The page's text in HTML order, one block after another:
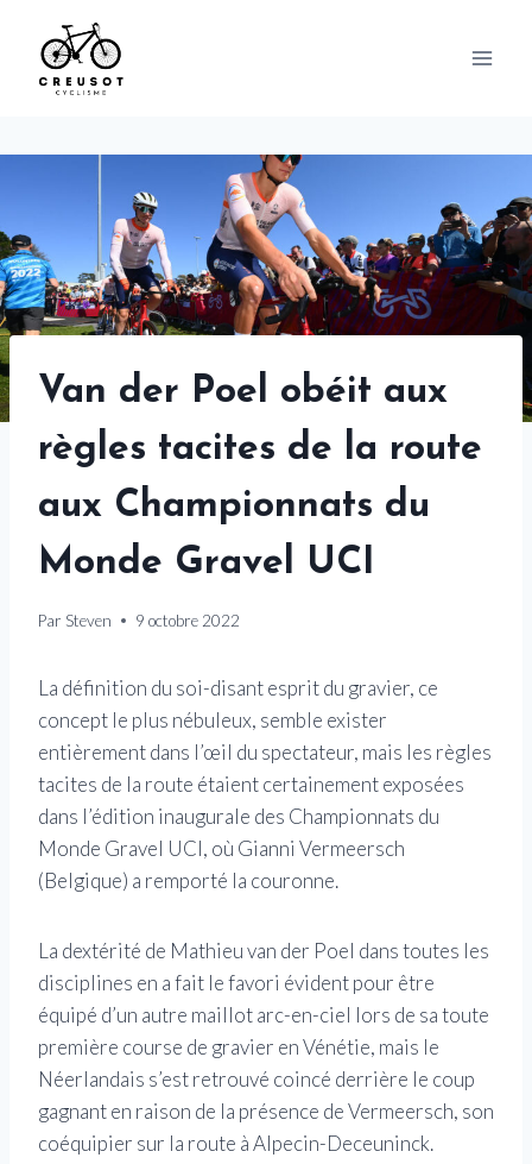
content
Van der Poel obéit aux
règles tacites de la route
aux Championnats du
Monde Gravel UCI
Par Steven 9 octobre 2022
La définition du soi-disant esprit du gravier, ce
concept le plus nébuleux, semble exister
entièrement dans l’œil du spectateur, mais les règles
tacites de la route étaient certainement exposées
dans l’édition inaugurale des Championnats du
Monde Gravel UCI, où Gianni Vermeersch
(Belgique) a remporté la couronne.
La dextérité de Mathieu van der Poel dans toutes les
disciplines en a fait le favori évident pour être
équipé d’un autre maillot arc-en-ciel lors de sa toute
première course de gravier en Vénétie, mais le
Néerlandais s’est retrouvé coincé derrière le coup
gagnant en raison de la présence de Vermeersch, son
coéquipier sur la route à Alpecin-Deceuninck.